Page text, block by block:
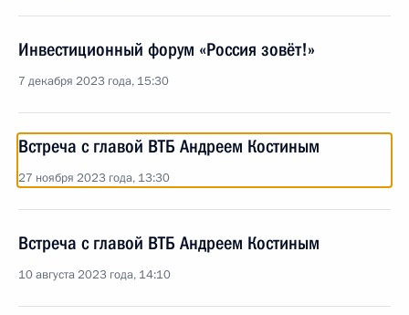
Инвестиционный форум «Россия зовёт!»
7 декабря 2023 года, 15:30
Встреча с главой ВТБ Андреем Костиным
27 ноября 2023 года, 13:30
Встреча с главой ВТБ Андреем Костиным
10 августа 2023 года, 14:10